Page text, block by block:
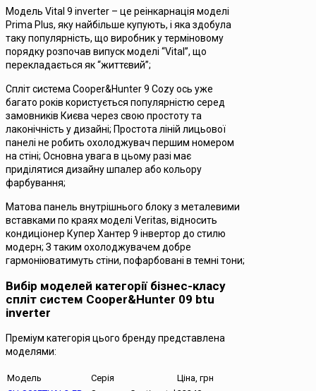
Модель Vital 9 inverter – це реінкарнація моделі
Prima Plus, яку найбільше купують, і яка здобула
таку популярність, що виробник у терміновому
порядку розпочав випуск моделі “Vital”, що
перекладається як “життєвий”;
Спліт система Cooper&Hunter 9 Cozy ось уже
багато років користується популярністю серед
замовників Києва через свою простоту та
лаконічність у дизайні; Простота ліній лицьової
панелі не робить охолоджувач першим номером
на стіні; Основна увага в цьому разі має
приділятися дизайну шпалер або кольору
фарбування;
Матова панель внутрішнього блоку з металевими
вставками по краях моделі Veritas, відносить
кондиціонер Купер Хантер 9 інвертор до стилю
модерн; З таким охолоджувачем добре
гармоніюватимуть стіни, пофарбовані в темні тони;
Вибір моделей категорії бізнес-класу
спліт систем Cooper&Hunter 09 btu
inverter
Преміум категорія цього бренду представлена
моделями:
Модель Серія
Ціна, грн